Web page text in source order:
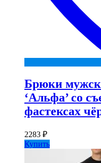
Брюки
‘Альфа’ со
фастексах
2283 ₽
Купить